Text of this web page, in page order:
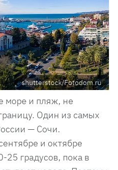
shutterstock/Fotodom.ru
море и пляж, не
Один из самых
— Сочи.
и октябре
25 градусов, пока в